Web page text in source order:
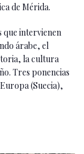
de Mérida.
que intervienen
árabe, el
la cultura
Tres ponencias
(Suecia),